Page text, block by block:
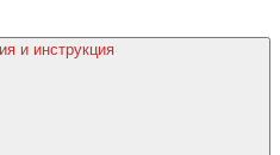
и инструкция